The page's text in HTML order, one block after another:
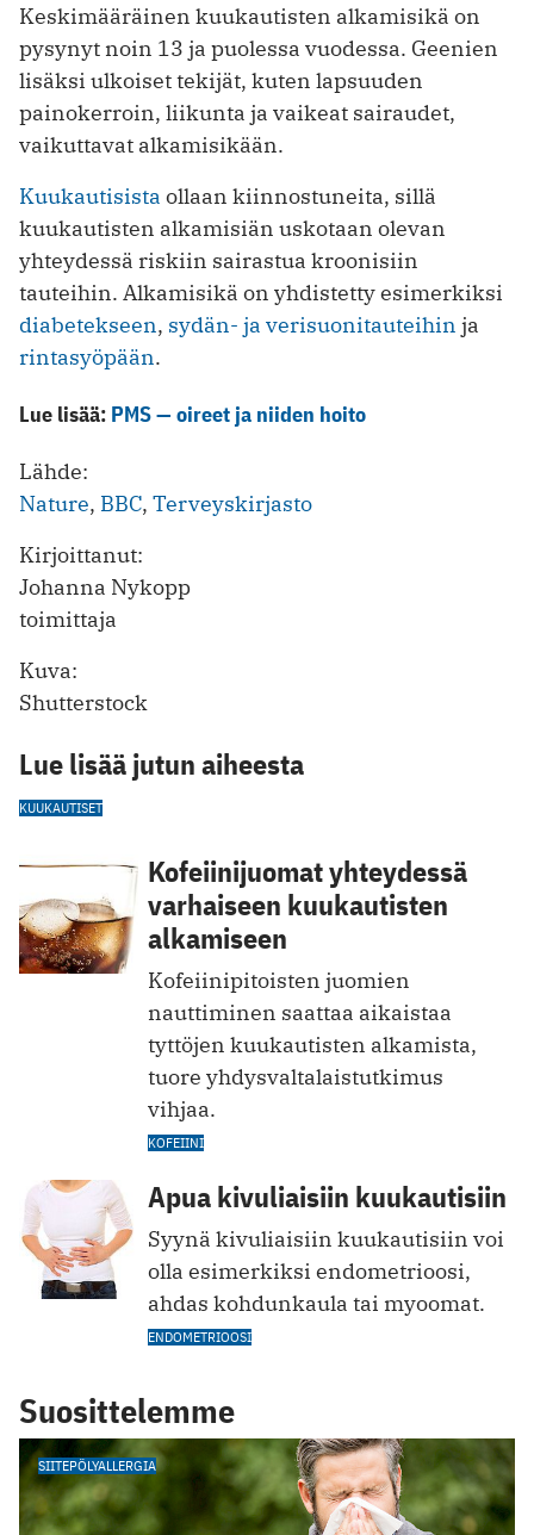
Keskimääräinen kuukautisten alkamisikä on
pysynyt noin 13 ja puolessa vuodessa. Geenien
lisäksi ulkoiset tekijät, kuten lapsuuden
painokerroin, liikunta ja vaikeat sairaudet,
vaikuttavat alkamisikään.
Kuukautisista ollaan kiinnostuneita, sillä
kuukautisten alkamisiän uskotaan olevan
yhteydessä riskiin sairastua kroonisiin
tauteihin. Alkamisikä on yhdistetty esimerkiksi
diabetekseen, sydän- ja verisuonitauteihin ja
rintasyöpään.
Lue lisää: PMS — oireet ja niiden hoito
Lähde:
Nature, BBC, Terveyskirjasto
Kirjoittanut:
Johanna Nykopp
toimittaja
Kuva:
Shutterstock
Lue lisää jutun aiheesta
KUUKAUTISET
Kofeiinijuomat yhteydessä
varhaiseen kuukautisten
alkamiseen
Kofeiinipitoisten juomien
nauttiminen saattaa aikaistaa
tyttöjen kuukautisten alkamista,
tuore yhdysvaltalaistutkimus
vihjaa.
KOFEIINI
Apua kivuliaisiin kuukautisiin
Syynä kivuliaisiin kuukautisiin voi
olla esimerkiksi endometrioosi,
ahdas kohdunkaula tai myoomat.
ENDOMETRIOOSI
Suosittelemme
SIITEPÖLYALLERGIA